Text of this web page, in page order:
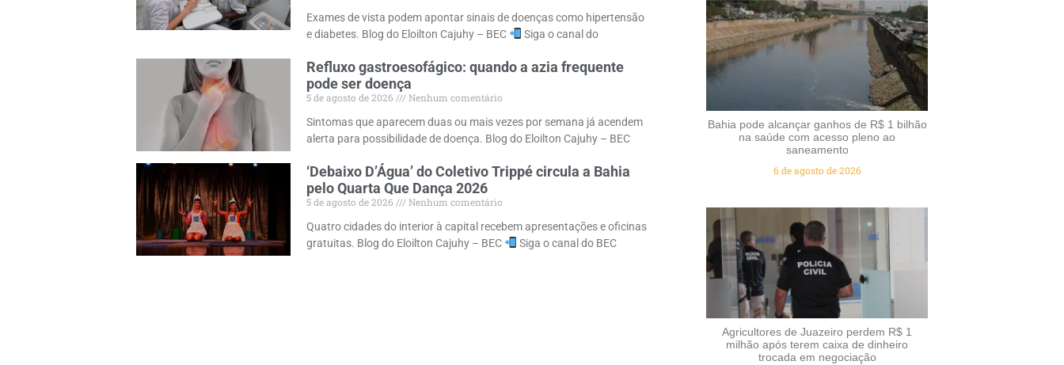
Exames de vista podem apontar sinais de doenças como hipertensão
e diabetes. Blog do Eloilton Cajuhy – BEC
Siga o canal do
Refluxo gastroesofágico: quando a azia frequente
pode ser doença
5 de agosto de 2026
Nenhum comentário
Sintomas que aparecem duas ou mais vezes por semana já acendem
alerta para possibilidade de doença. Blog do Eloilton Cajuhy – BEC
‘Debaixo D’Água’ do Coletivo Trippé circula a Bahia
pelo Quarta Que Dança 2026
5 de agosto de 2026
Nenhum comentário
Quatro cidades do interior à capital recebem apresentações e oficinas
gratuitas. Blog do Eloilton Cajuhy – BEC
Siga o canal do BEC
Bahia pode alcançar ganhos de R$ 1 bilhão
na saúde com acesso pleno ao
saneamento
6 de agosto de 2026
Agricultores de Juazeiro perdem R$ 1
milhão após terem caixa de dinheiro
trocada em negociação